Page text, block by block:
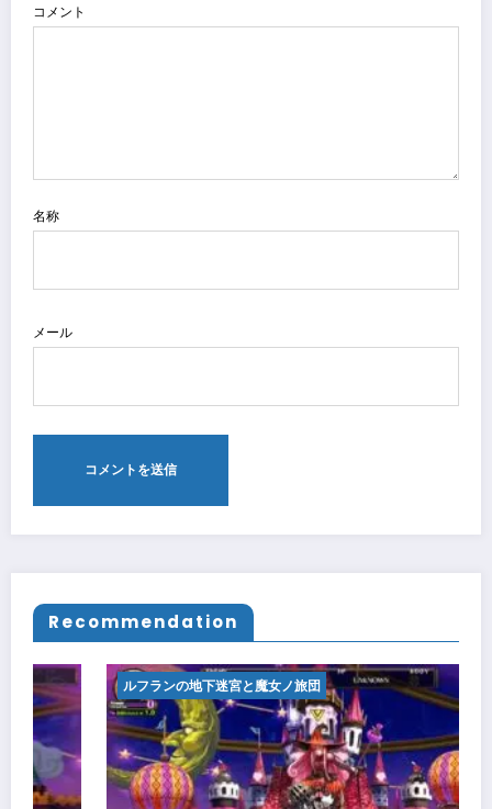
コメント
名称
メール
Recommendation
ルフランの地下迷宮と魔女ノ旅団